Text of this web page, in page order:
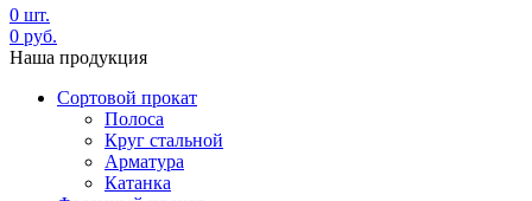
0 шт.
0 руб.
Наша продукция
Сортовой прокат
Полоса
Круг стальной
Арматура
Катанка